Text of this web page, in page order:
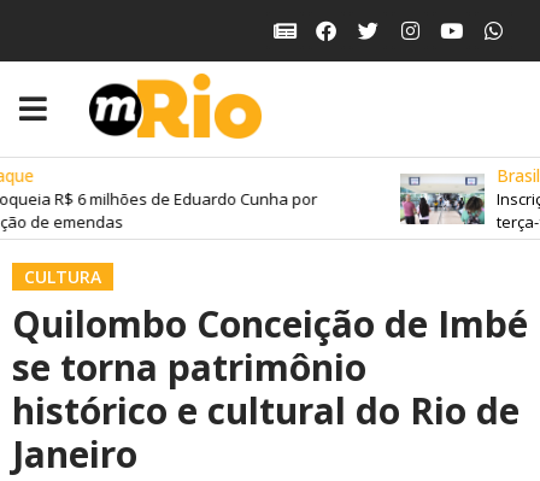
R$ 6 milhões de Eduardo Cunha por
de emendas
Brasil
terça-
CULTURA
Quilombo Conceição de Imbé
se torna patrimônio
histórico e cultural do Rio de
Janeiro